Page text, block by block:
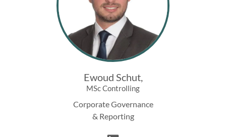
Ewoud Schut,
MSc Controlling
Corporate Governance
& Reporting